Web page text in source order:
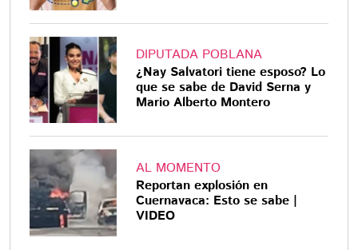
DIPUTADA POBLANA
¿Nay Salvatori tiene esposo? Lo
que se sabe de David Serna y
Mario Alberto Montero
AL MOMENTO
Reportan explosión en
Cuernavaca: Esto se sabe |
VIDEO